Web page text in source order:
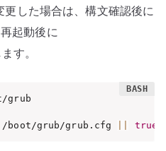
更した場合は、構文確認後に
起動後に
す。
/boot/grub/grub.cfg true